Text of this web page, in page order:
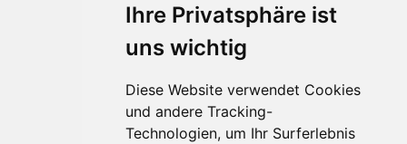
Ihre Privatsphäre ist
uns wichtig
Diese Website verwendet Cookies
und andere Tracking-
Technologien, um Ihr Surferlebnis